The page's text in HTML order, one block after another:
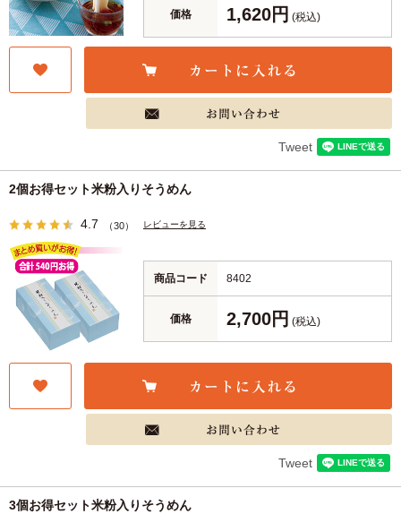
価格 1,620円 (税込)
Tweet
2個お得セット米粉入りそうめん
4.7 （30） レビューを見る
商品コード 8402
価格 2,700円 (税込)
Tweet
3個お得セット米粉入りそうめん